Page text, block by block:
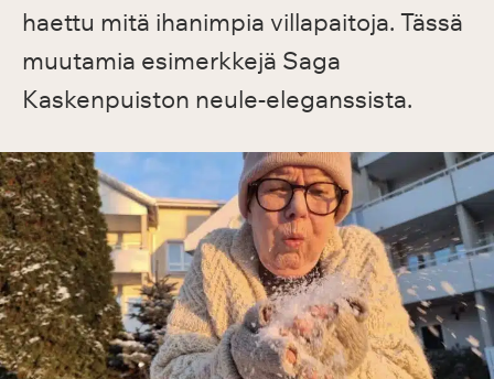
haettu mitä ihanimpia villapaitoja. Tässä
muutamia esimerkkejä Saga
Kaskenpuiston neule-eleganssista.